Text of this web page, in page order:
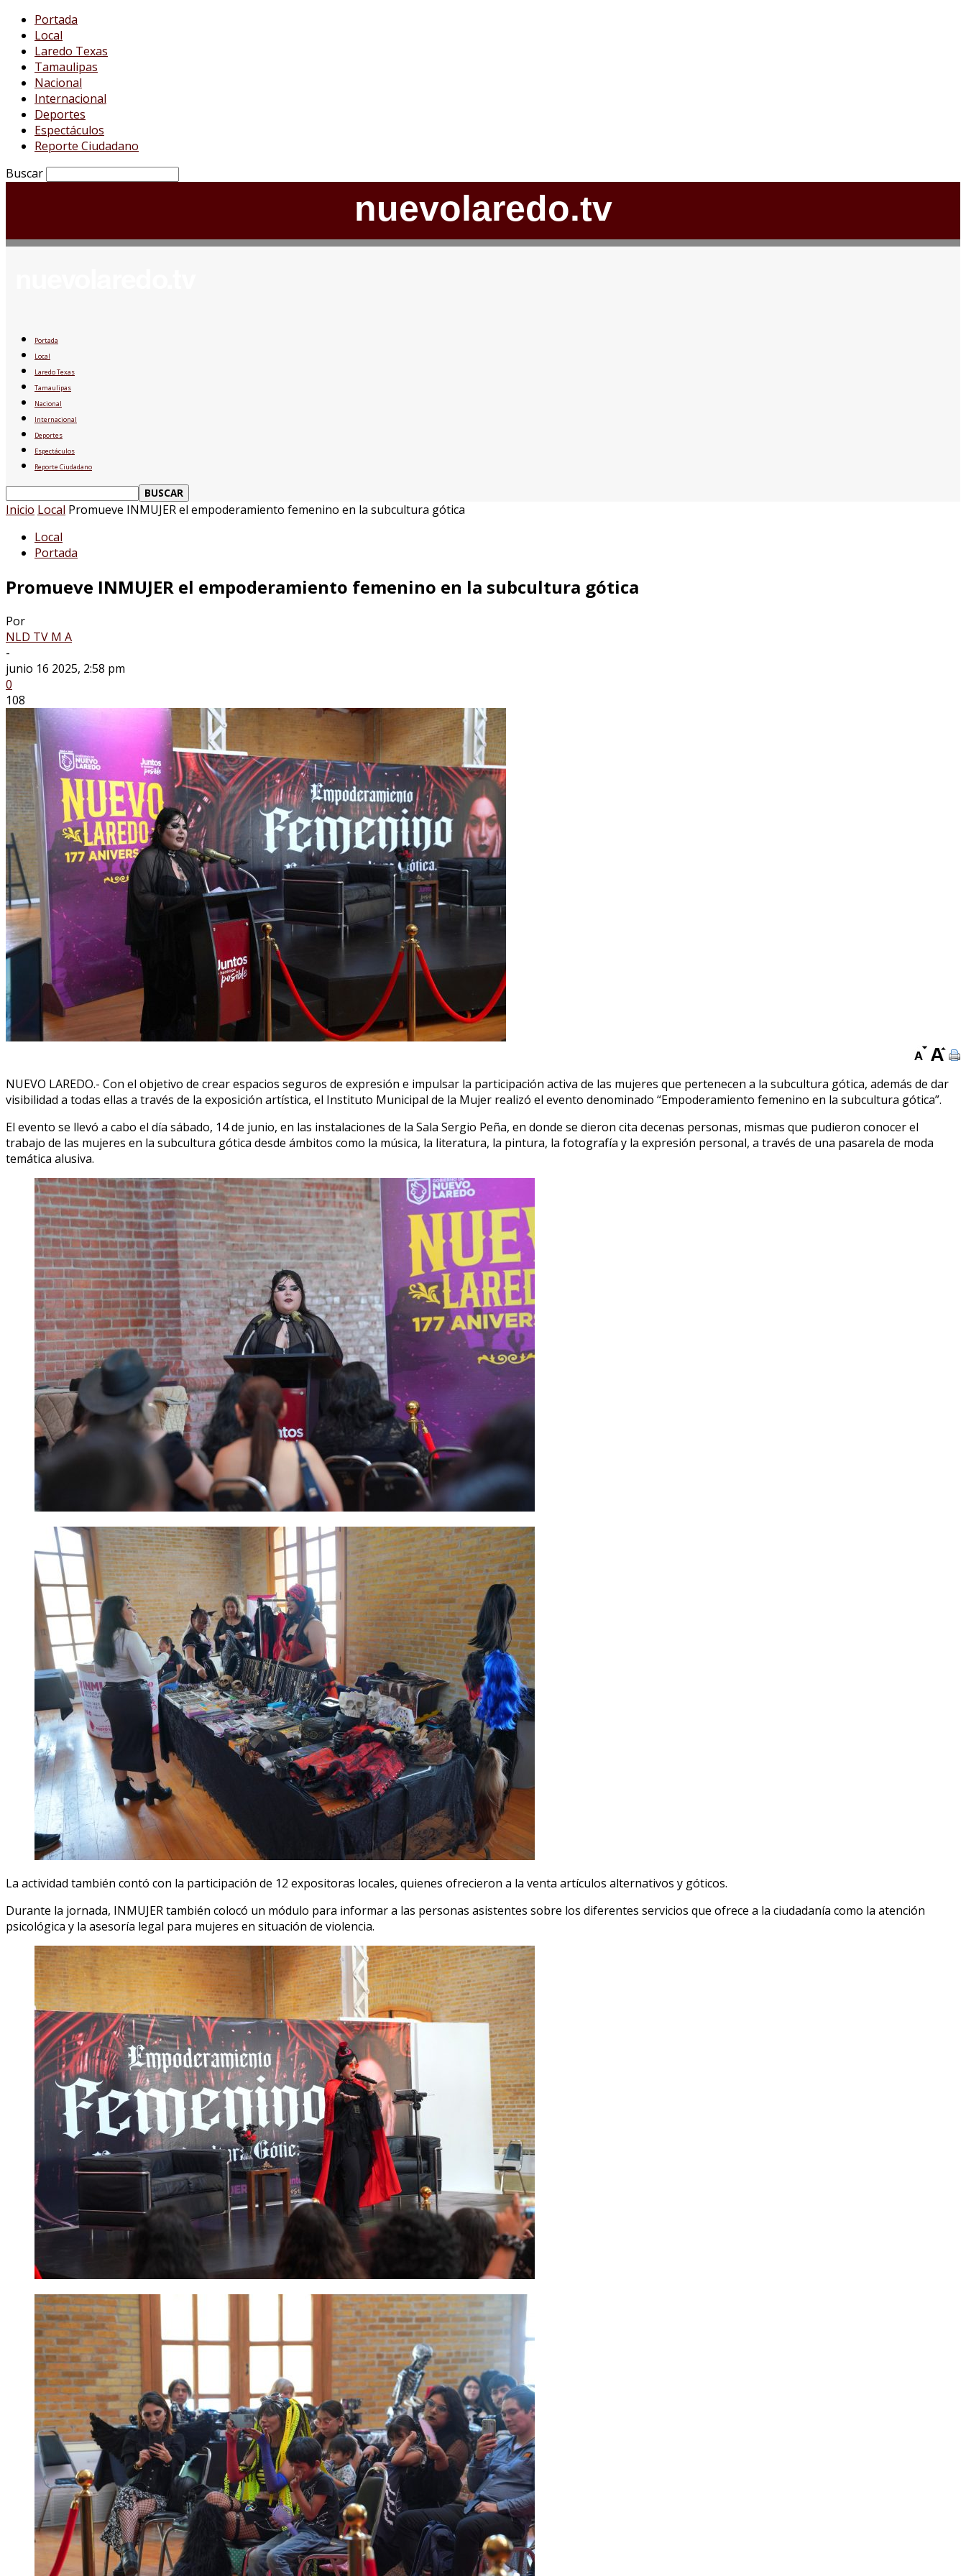
Portada
Local
Laredo Texas
Tamaulipas
Nacional
Internacional
Deportes
Espectáculos
Reporte Ciudadano
Buscar
nuevolaredo.tv
Portada
Local
Laredo Texas
Tamaulipas
Nacional
Internacional
Deportes
Espectáculos
Reporte Ciudadano
Inicio Local Promueve INMUJER el empoderamiento femenino en la subcultura gótica
Local
Portada
Promueve INMUJER el empoderamiento femenino en la subcultura gótica
Por
NLD TV M A
-
junio 16 2025, 2:58 pm
0
108
NUEVO LAREDO.- Con el objetivo de crear espacios seguros de expresión e impulsar la participación activa de las mujeres que pertenecen a la subcultura gótica, además de dar
visibilidad a todas ellas a través de la exposición artística, el Instituto Municipal de la Mujer realizó el evento denominado “Empoderamiento femenino en la subcultura gótica”.
El evento se llevó a cabo el día sábado, 14 de junio, en las instalaciones de la Sala Sergio Peña, en donde se dieron cita decenas personas, mismas que pudieron conocer el
trabajo de las mujeres en la subcultura gótica desde ámbitos como la música, la literatura, la pintura, la fotografía y la expresión personal, a través de una pasarela de moda
temática alusiva.
La actividad también contó con la participación de 12 expositoras locales, quienes ofrecieron a la venta artículos alternativos y góticos.
Durante la jornada, INMUJER también colocó un módulo para informar a las personas asistentes sobre los diferentes servicios que ofrece a la ciudadanía como la atención
psicológica y la asesoría legal para mujeres en situación de violencia.